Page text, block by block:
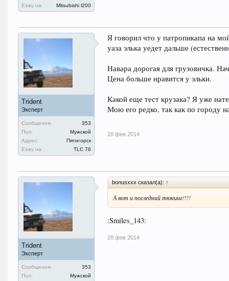
Езжу на:
Mitsubishi l200
Trident
Эксперт
Сообщения:
353
Пол:
Мужской
Адрес:
Пятигорск
Езжу на:
TLC 76
Я говорил что у патропикапа на
уаза элька уедет дальше
Навара дорогая для грузовичка.
Цена больше нравится у эльки.
Какой еще тест крузака? Я уже
Мою его редко, так как по городу
28 фев 2014
Trident
Эксперт
Сообщения:
353
Пол:
Мужской
bonusxxx сказал(а): ↑
А вот и последний тюнинг!!!!
:Smiles_143:
28 фев 2014